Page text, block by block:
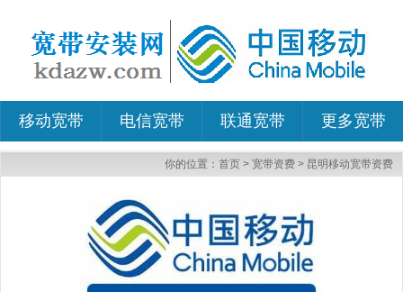
移动宽带 电信宽带 联通宽带 更多宽带
你的位置： 首页 > 宽带资费 > 昆明移动宽带资费